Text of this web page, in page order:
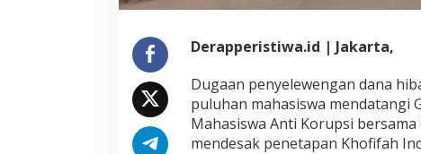
Derapperistiwa.id | Jakarta,
Dugaan penyelewengan dana
puluhan mahasiswa mendatangi
Mahasiswa Anti Korupsi
mendesak penetapan Khofifah